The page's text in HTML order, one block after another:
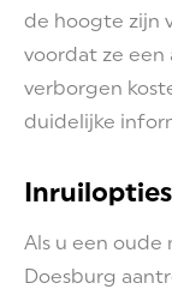
de hoogte zijn
voordat ze
verborgen
duidelijke
Als u een
Doesburg